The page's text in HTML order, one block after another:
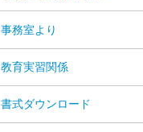
事務室より
教育実習関係
書式ダウンロード